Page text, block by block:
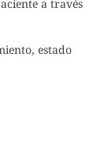
a través
estado